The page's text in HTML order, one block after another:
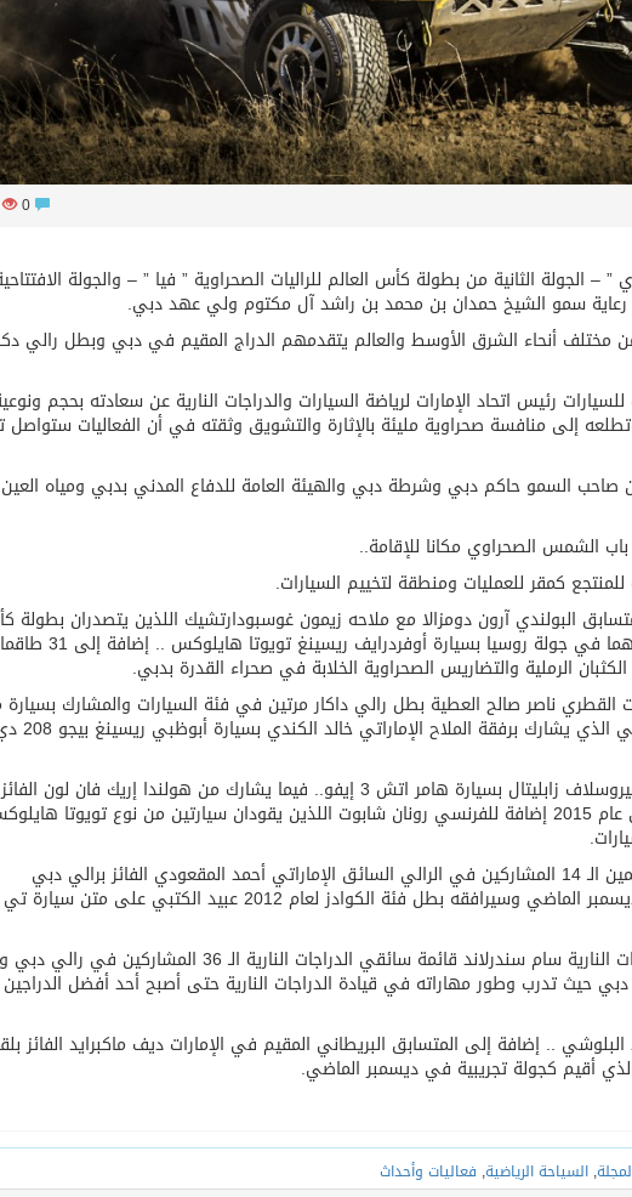
الجولة الثانية من بطولة كأس العالم للراليات الصحراوية ” فيا ” – والجولة
رعاية سمو الشيخ حمدان بن محمد بن راشد آل مكتوم ولي عهد دبي.
67 سائقا ودراجا من مختلف أنحاء الشرق الأوسط والعالم يتقدمهم الدراج المقيم في دبي وبطل رالي
رئيس اتحاد الإمارات لرياضة السيارات والدراجات النارية عن سعادته بحجم
إلى منافسة صحراوية مليئة بالإثارة والتشويق وثقته في أن الفعاليات ستواصل
السمو حاكم دبي وشرطة دبي والهيئة العامة للدفاع المدني بدبي ومياه العين
الشمس الصحراوي مكانا للإقامة..
كمقر للعمليات ومنطقة لتخييم السيارات.
البولندي آرون دومزالا مع ملاحه زيمون غوسبودارتشيك اللذين يتصدران بطولة
العالم للراليات الصحراوية ” فيا ” بعد تفوقهما في جولة روسيا
القطري ناصر صالح العطية بطل رالي داكار مرتين في فئة السيارات والمشارك
نوع تويوتا هايلوكس
ومن جمهورية التشيك .. يشارك السائق ميروسلاف زابليتال بسيارة هامر اتش 3 إيفو.. فيما يشارك من هولندا إريك فان لون الفائز
بالمركز الثاني في رالي أبوظبي الصحراوي عام 2015 إضافة للفرنسي رونان شابوت اللذين يقودان سيارتين من نوع تويوتا
وتشمل قائمة السائقين الإماراتيين والمقيمين الـ 14 المشاركين في الرالي السائق الإماراتي أحمد المقعودي الفائز برالي دبي
ويتصدر بطل رالي دكار الجديد لفئة الدراجات النارية سام سندرلاند قائمة سائقي الدراجات النارية الـ 36
دبي حيث تدرب وطور مهاراته في قيادة الدراجات النارية حتى أصبح أحد أفضل
.. إضافة إلى المتسابق البريطاني المقيم في الإمارات ديف ماكبرايد الفائز
أقيم كجولة تجريبية في ديسمبر الماضي.
, السياحة الرياضية, فعاليات وأحداث